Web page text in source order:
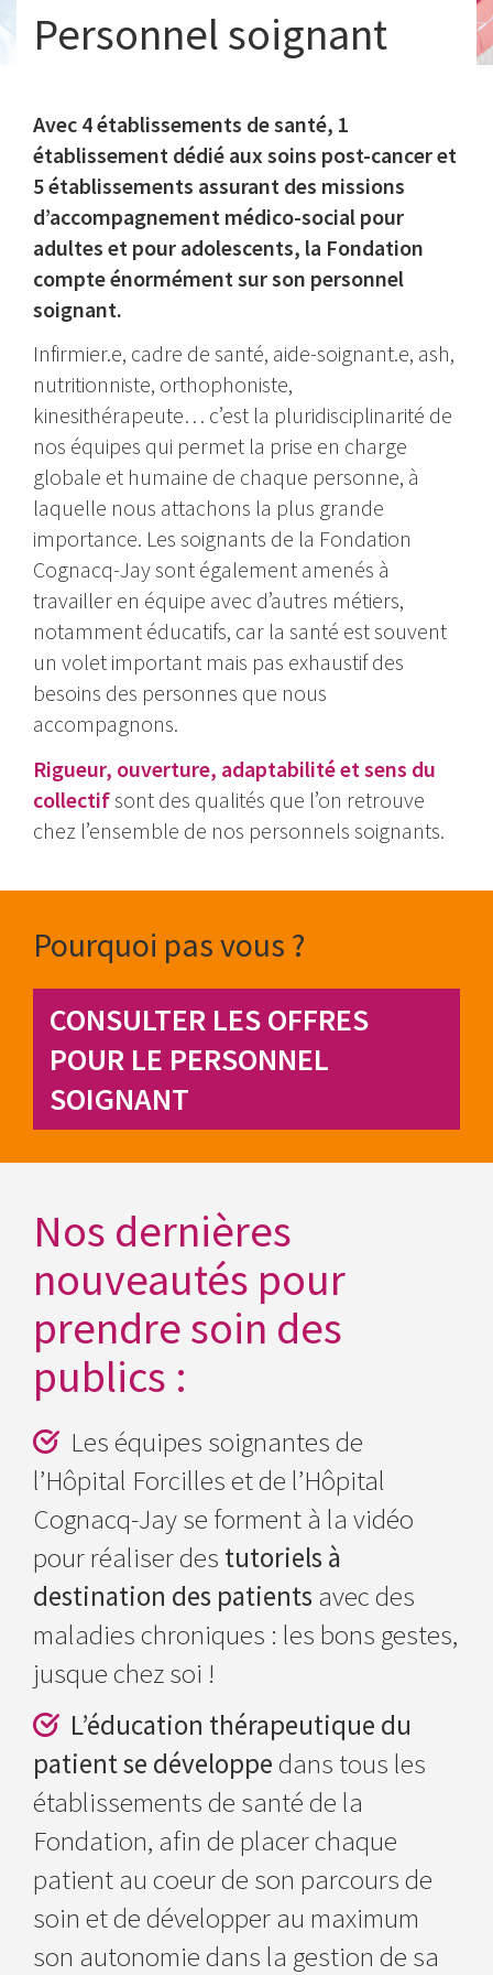
Personnel soignant
Avec 4 établissements de santé, 1
établissement dédié aux soins post-cancer et
5 établissements assurant des missions
d’accompagnement médico-social pour
adultes et pour adolescents, la Fondation
compte énormément sur son personnel
soignant.
Infirmier.e, cadre de santé, aide-soignant.e, ash,
nutritionniste, orthophoniste,
kinesithérapeute… c’est la pluridisciplinarité de
nos équipes qui permet la prise en charge
globale et humaine de chaque personne, à
laquelle nous attachons la plus grande
importance. Les soignants de la Fondation
Cognacq-Jay sont également amenés à
travailler en équipe avec d’autres métiers,
notamment éducatifs, car la santé est souvent
un volet important mais pas exhaustif des
besoins des personnes que nous
accompagnons.
Rigueur, ouverture, adaptabilité et sens du
collectifsont des qualités que l’on retrouve
chez l’ensemble de nos personnels soignants.
Pourquoi pas vous ?
CONSULTER LES OFFRES
POUR LE PERSONNEL
SOIGNANT
Nos dernières
nouveautés pour
prendre soin des
publics :
Les équipes soignantes de
l’Hôpital Forcilles et de l’Hôpital
Cognacq-Jay se forment à la vidéo
pour réaliser des tutoriels à
destination des patients avec des
maladies chroniques : les bons gestes,
jusque chez soi !
L’éducation thérapeutique du
patient se développedans tous les
établissements de santé de la
Fondation, afin de placer chaque
patient au coeur de son parcours de
soin et de développer au maximum
son autonomie dans la gestion de sa